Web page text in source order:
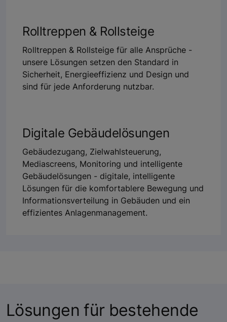
Rolltreppen & Rollsteige
Rolltreppen & Rollsteige für alle Ansprüche -
unsere Lösungen setzen den Standard in
Sicherheit, Energieeffizienz und Design und
sind für jede Anforderung nutzbar.
Digitale Gebäudelösungen
Gebäudezugang, Zielwahlsteuerung,
Mediascreens, Monitoring und intelligente
Gebäudelösungen - digitale, intelligente
Lösungen für die komfortablere Bewegung und
Informationsverteilung in Gebäuden und ein
effizientes Anlagenmanagement.
Lösungen für bestehende